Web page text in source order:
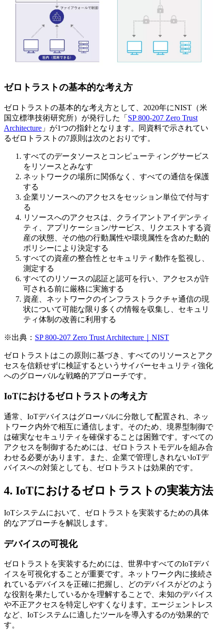
ゼロトラストの基本的な考え方
ゼロトラストの基本的な考え方として、2020年にNIST（米
国立標準技術研究所）が発行した「 SP 800-207 Zero Trust
Architecture 」が1つの指針となります。同資料で示されてい
るゼロトラストの7原則は次のとおりです。
すべてのデータソースとコンピューティングサービス
をリソースとみなす
ネットワークの場所に関係なく、すべての通信を保護
する
企業リソースへのアクセスをセッション単位で付与す
る
リソースへのアクセスは、クライアントアイデンティ
ティ、アプリケーション/サービス、リクエストする資
産の状態、その他の行動属性や環境属性を含めた動的
ポリシーにより決定する
すべての資産の整合性とセキュリティ動作を監視し、
測定する
すべてのリソースの認証と認可を行い、アクセスが許
可される前に厳格に実施する
​​資産、ネットワークのインフラストラクチャ通信の現
状について可能な限り多くの情報を収集し、セキュリ
ティ体制の改善に利用する
※出典： SP 800-207 Zero Trust Architecture｜NIST
ゼロトラストはこの原則に基づき、すべてのリソースとアク
セスを信頼せずに検証するというサイバーセキュリティ強化
へのグローバルな戦略的アプローチです。
IoTにおけるゼロトラストの考え方
通常、IoTデバイスはグローバルに分散して配置され、ネッ
トワーク内外で相互に通信します。そのため、境界型制御で
は確実なセキュリティを確保することは困難です。すべての
アクセスを制御するためには、ゼロトラストモデルを組み合
わせる必要があります。また、企業で管理しきれないIoTデ
バイスへの対策としても、ゼロトラストは効果的です。
4. IoTにおけるゼロトラストの実装方法
IoTシステムにおいて、ゼロトラストを実装するための具体
的なアプローチを解説します。
デバイスの可視化
ゼロトラストを実装するためには、世界中すべてのIoTデバ
イスを可視化することが重要です。ネットワーク内に接続さ
れているデバイスを正確に把握し、どのデバイスがどのよう
な役割を果たしているかを理解することで、未知のデバイス
や不正アクセスを特定しやすくなります。エージェントレス
など、IoTシステムに適したツールを導入するのが効果的で
す。